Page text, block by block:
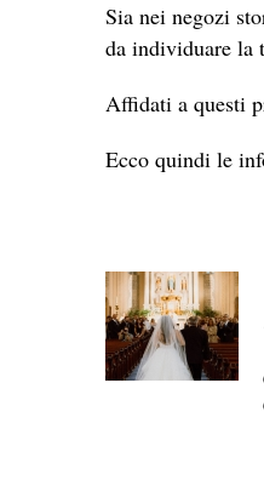
Sia nei negozi
da individuare la
Affidati a questi
Ecco quindi le